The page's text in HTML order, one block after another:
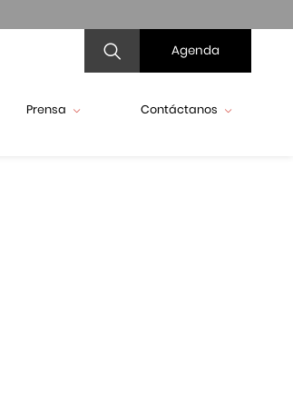
Agenda
Prensa Contáctanos